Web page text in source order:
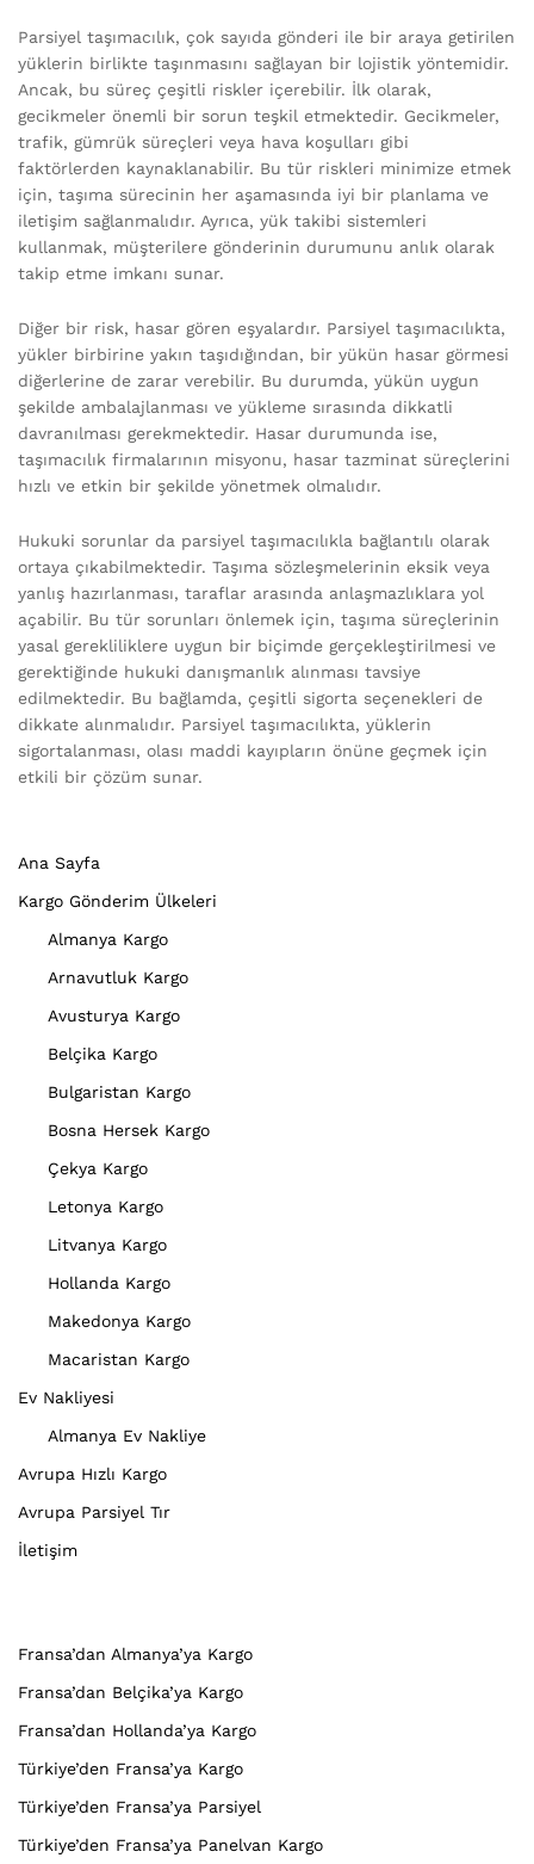
Parsiyel taşımacılık, çok sayıda gönderi ile bir araya getirilen
yüklerin birlikte taşınmasını sağlayan bir lojistik yöntemidir.
Ancak, bu süreç çeşitli riskler içerebilir. İlk olarak,
gecikmeler önemli bir sorun teşkil etmektedir. Gecikmeler,
trafik, gümrük süreçleri veya hava koşulları gibi
faktörlerden kaynaklanabilir. Bu tür riskleri minimize etmek
için, taşıma sürecinin her aşamasında iyi bir planlama ve
iletişim sağlanmalıdır. Ayrıca, yük takibi sistemleri
kullanmak, müşterilere gönderinin durumunu anlık olarak
takip etme imkanı sunar.
Diğer bir risk, hasar gören eşyalardır. Parsiyel taşımacılıkta,
yükler birbirine yakın taşıdığından, bir yükün hasar görmesi
diğerlerine de zarar verebilir. Bu durumda, yükün uygun
şekilde ambalajlanması ve yükleme sırasında dikkatli
davranılması gerekmektedir. Hasar durumunda ise,
taşımacılık firmalarının misyonu, hasar tazminat süreçlerini
hızlı ve etkin bir şekilde yönetmek olmalıdır.
Hukuki sorunlar da parsiyel taşımacılıkla bağlantılı olarak
ortaya çıkabilmektedir. Taşıma sözleşmelerinin eksik veya
yanlış hazırlanması, taraflar arasında anlaşmazlıklara yol
açabilir. Bu tür sorunları önlemek için, taşıma süreçlerinin
yasal gerekliliklere uygun bir biçimde gerçekleştirilmesi ve
gerektiğinde hukuki danışmanlık alınması tavsiye
edilmektedir. Bu bağlamda, çeşitli sigorta seçenekleri de
dikkate alınmalıdır. Parsiyel taşımacılıkta, yüklerin
sigortalanması, olası maddi kayıpların önüne geçmek için
etkili bir çözüm sunar.
Ana Sayfa
Kargo Gönderim Ülkeleri
Almanya Kargo
Arnavutluk Kargo
Avusturya Kargo
Belçika Kargo
Bulgaristan Kargo
Bosna Hersek Kargo
Çekya Kargo
Letonya Kargo
Litvanya Kargo
Hollanda Kargo
Makedonya Kargo
Macaristan Kargo
Ev Nakliyesi
Almanya Ev Nakliye
Avrupa Hızlı Kargo
Avrupa Parsiyel Tır
İletişim
Fransa’dan Almanya’ya Kargo
Fransa’dan Belçika’ya Kargo
Fransa’dan Hollanda’ya Kargo
Türkiye’den Fransa’ya Kargo
Türkiye’den Fransa’ya Parsiyel
Türkiye’den Fransa’ya Panelvan Kargo